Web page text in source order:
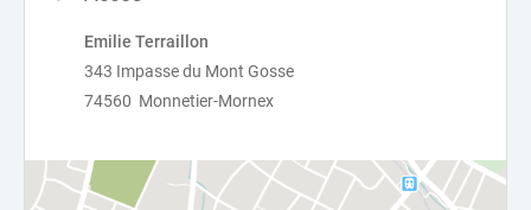
Emilie Terraillon
343 Impasse du Mont Gosse
74560 Monnetier-Mornex